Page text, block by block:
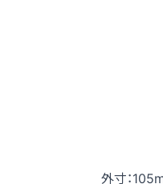
外寸：